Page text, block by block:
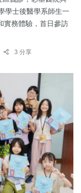
學士後醫學系師生一
實務體驗，首日參訪
3 分享